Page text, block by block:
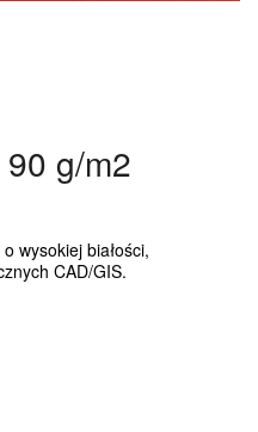
g/m2
wysokiej białości,
CAD/GIS.